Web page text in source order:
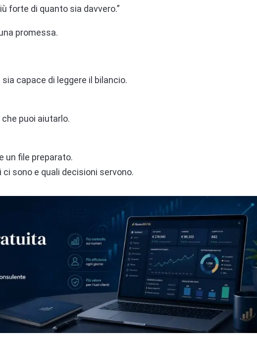
forte di quanto sia davvero.”
promessa.
capace di leggere il bilancio.
puoi aiutarlo.
un file preparato.
sono e quali decisioni servono.